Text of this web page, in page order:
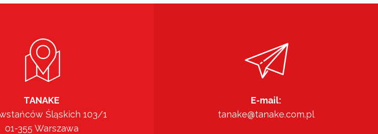
TANAKE
Śląskich 103/1
01-355 Warszawa
E-mail:
tanake@tanake.com.pl